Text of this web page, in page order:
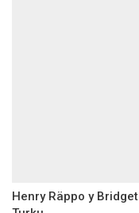
Henry Räppo y